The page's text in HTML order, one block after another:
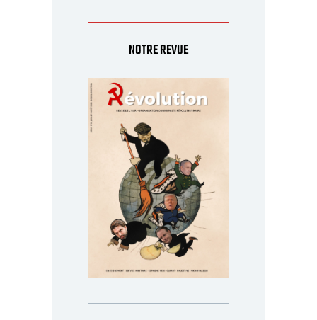
NOTRE REVUE